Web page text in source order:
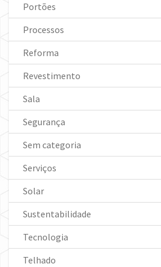
Portões
Processos
Reforma
Revestimento
Sala
Segurança
Sem categoria
Serviços
Solar
Sustentabilidade
Tecnologia
Telhado